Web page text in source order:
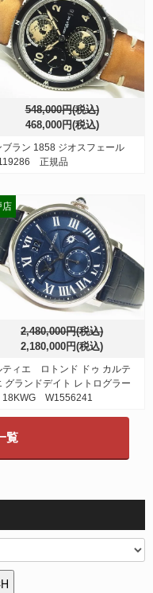
548,000円(税込)
468,000円(税込)
ブラン 1858 ジオスフェール
正規品
2,480,000円(税込)
2,180,000円(税込)
ティエ ロトンド ドゥ カルテ
グランドデイト レトログラー
W1556241
店
覧